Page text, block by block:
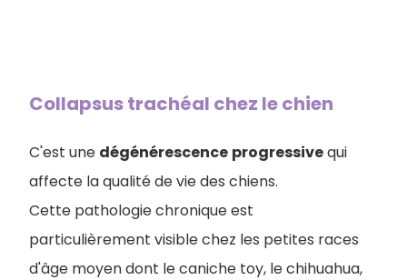
Collapsus trachéal chez le chien
C'est une dégénérescence progressivequi
affecte la qualité de vie des chiens.
Cette pathologie chronique est
particulièrement visible chez les petites races
d'âge moyen dont le caniche toy, le chihuahua,